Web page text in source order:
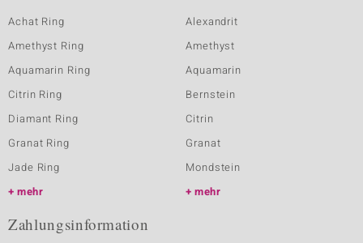
Achat Ring
Amethyst Ring
Aquamarin Ring
Citrin Ring
Diamant Ring
Granat Ring
Jade Ring
mehr
Alexandrit
Amethyst
Aquamarin
Bernstein
Citrin
Granat
Mondstein
mehr
Zahlungsinformation